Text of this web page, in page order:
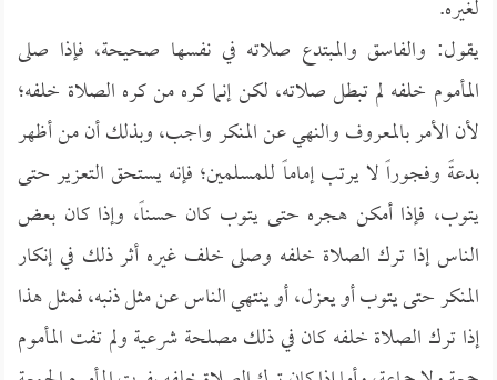
لغيره.
يقول: والفاسق والمبتدع صلاته في نفسها صحيحة، فإذا صلى
المأموم خلفه لم تبطل صلاته، لكن إنما كره من كره الصلاة خلفه؛
لأن الأمر بالمعروف والنهي عن المنكر واجب، وبذلك أن من أظهر
بدعةً وفجوراً لا يرتب إماماً للمسلمين؛ فإنه يستحق التعزير حتى
يتوب، فإذا أمكن هجره حتى يتوب كان حسناً، وإذا كان بعض
الناس إذا ترك الصلاة خلفه وصلى خلف غيره أثر ذلك في إنكار
المنكر حتى يتوب أو يعزل، أو ينتهي الناس عن مثل ذنبه، فمثل هذا
إذا ترك الصلاة خلفه كان في ذلك مصلحة شرعية ولم تفت المأموم